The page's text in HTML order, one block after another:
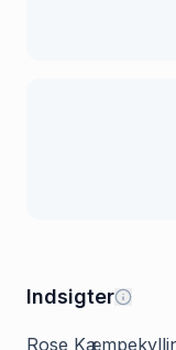
Indsigter
Rose